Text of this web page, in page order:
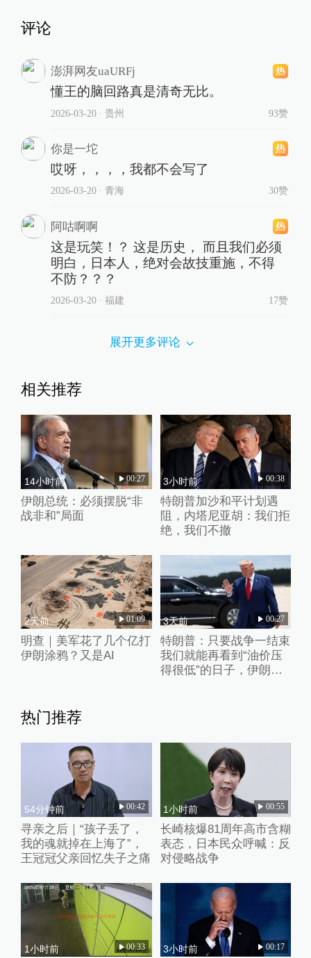
评论
澎湃网友uaURFj
懂王的脑回路真是清奇无比。
2026-03-20∙ 贵州 93赞
你是一坨
哎呀，，，，我都不会写了
2026-03-20∙ 青海 30赞
阿咕啊啊
这是玩笑！？ 这是历史， 而且我们必须
明白，日本人，绝对会故技重施，不得
不防？？？
2026-03-20∙ 福建 17赞
展开更多评论
相关推荐
14小时前 00:27
伊朗总统：必须摆脱“非
战非和”局面
3小时前 00:38
特朗普加沙和平计划遇
阻，内塔尼亚胡：我们拒
绝，我们不撤
2天前 01:09
明查｜美军花了几个亿打
伊朗涂鸦？又是AI
3天前 00:27
特朗普：只要战争一结束
我们就能再看到“油价压
得很低”的日子，伊朗撑
热门推荐
54分钟前 00:42
寻亲之后｜“孩子丢了，
我的魂就掉在上海了”，
王冠冠父亲回忆失子之痛
1小时前 00:55
长崎核爆81周年高市含糊
表态，日本民众呼喊：反
对侵略战争
1小时前 00:33 3小时前 00:17